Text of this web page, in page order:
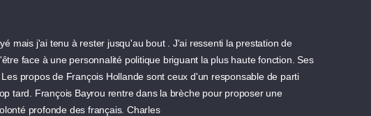
mais j'ai tenu à rester jusqu'au bout . J'ai ressenti la prestation de
face à une personnalité politique briguant la plus haute fonction. Ses
propos de François Hollande sont ceux d'un responsable de parti
tard. François Bayrou rentre dans la brèche pour proposer une
profonde des français. Charles